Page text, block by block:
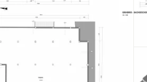
Gymnasium